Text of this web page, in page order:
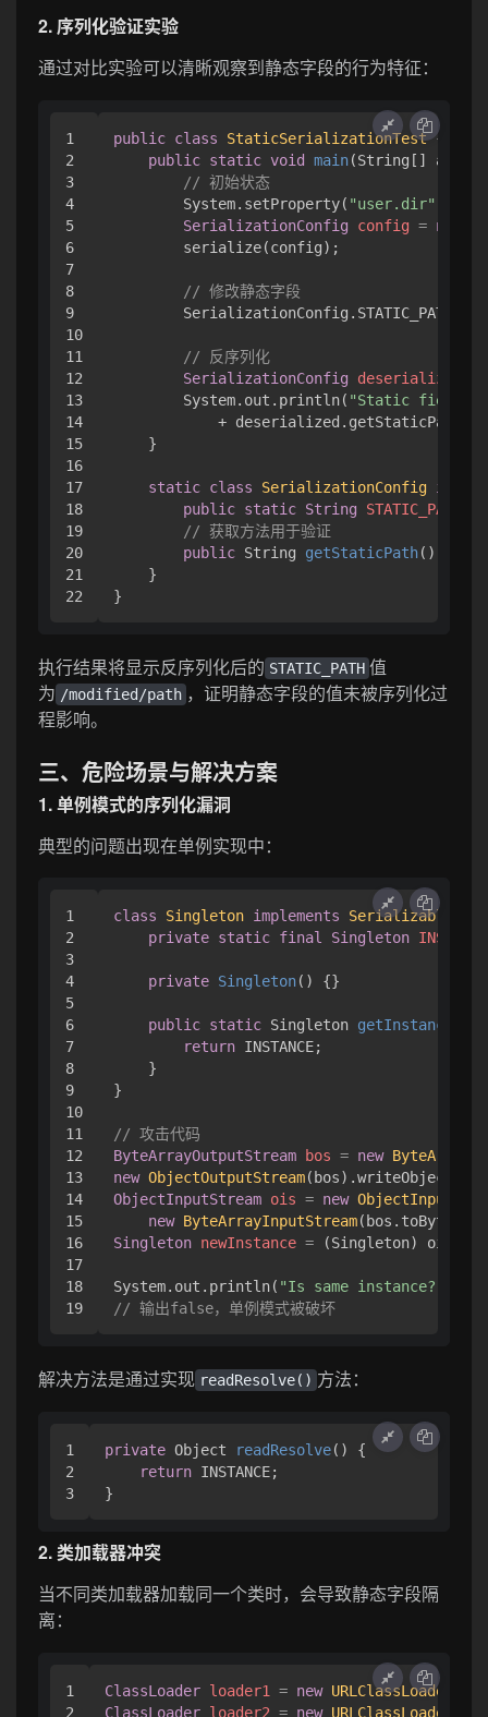
2. 序列化验证实验
通过对比实验可以清晰观察到静态字段的行为特征：
1
2
3
4
5
6
7
8
9
10
11
12
13
14
15
16
17
18
19
20
21
public class StaticSerializationTest {
public static void main(String[] args)
// 初始状态
        System.setProperty(
"user.dir"
SerializationConfig
config = new
        serialize(config);
// 修改静态字段
        SerializationConfig.STATIC_PATH =
// 反序列化
SerializationConfig
deserialized
        System.out.println(
"Static field
+
    }
static class SerializationConfig
public static String STATIC_PATH
// 获取方法用于验证
public String getStaticPath()
    }
执行结果将显示反序列化后的 STATIC_PATH 值
为 /modified/path ，证明静态字段的值未被序列化过
程影响。
三、危险场景与解决方案
1. 单例模式的序列化漏洞
典型的问题出现在单例实现中：
1
2
3
4
5
6
7
8
9
10
11
12
13
14
15
16
17
18
class Singleton implements Serializable
private static final Singleton INSTANCE
private Singleton() {}
public static Singleton getInstance
return INSTANCE;
    }
}
// 攻击代码
ByteArrayOutputStream
bos = new
new ObjectOutputStream
ObjectInputStream ois = new
new ByteArrayInputStream
Singleton newInstance = (Singleton)
System.out.println( "Is same instance? "
// 输出false，单例模式被破坏
解决方法是通过实现 readResolve() 方法：
1
2
private Object readResolve()
{
return INSTANCE;
2. 类加载器冲突
当不同类加载器加载同一个类时，会导致静态字段隔
离：
1
2
ClassLoader loader1 = new URLClassLoader
ClassLoader loader2 = new URLClassLoader